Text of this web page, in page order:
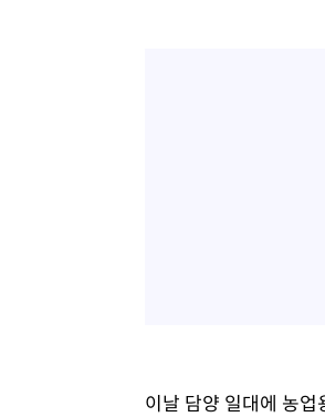
이날 담양 일대에 농